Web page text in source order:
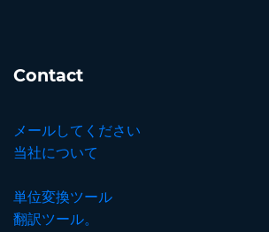
Contact
メールしてください
当社について
単位変換ツール
翻訳ツール。